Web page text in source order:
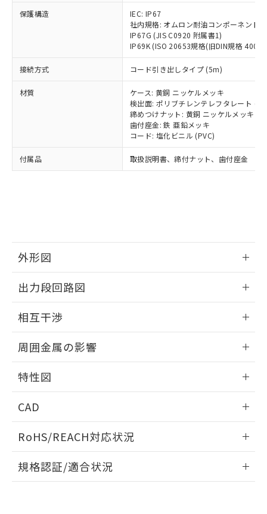
保護構造
IEC: IP67
社内規格: オムロン耐油コンポーネント
IP67G (JIS C0920 附属書1)
IP69K (ISO 20653規格(旧DIN規格
接続方式 コード引き出しタイプ (5m)
材質
ケース: 黄銅 ニッケルメッキ
検出面: ポリブチレンテレフタレート
締めつけナット: 黄銅 ニッケルメッキ
歯付座金: 鉄 亜鉛メッキ
コード: 塩化ビニル (PVC)
付属品 取扱説明書、締付ナット、歯付座金
外形図
外形図
出力段回路図
出力段回路図
相互干渉
相互干渉
A: 200mm以上、B: 120mm以上
周囲金属の影響
周囲金属の影響
特性図
検出物体の大きさと材質による影響
CAD
ドすることができます。
ログイン/会員登録
RoHS/REACH対応状況
EU RoHS 注意事項・凡例
規格認証/適合状況
覧された時点での実際の在庫および標
準価格とは異なる場合があることをご
正式な納期状況および標準価格はお客
様のお取引先、またはお客様担当のオ
ムロン制御機器販売店・当社販売員に
ご相談ください。
オムロン制御機器販売店や当社販売拠
販売ネットワーク
」をご確認
在庫状況および標準価格結果を当社の
事前の承諾なく第三者に漏洩または開
示しないようお願いします。
マイパーツ機能（部品リスト作成サー
および当社の共同利用者が、当社の製
※当社の共同利用者とは、
の共同利用に関して"
の「1.共同利
指します。
ミウム(Cd) 100ppm以下、
六価クロム(Cr(Ⅵ)) 1000ppm以下、ポリ臭化ビフェニル
類(PBB) 1000ppm以下、ポリ臭化ジフェニルエーテル類
(PBDE) 1000ppm以下、フタル酸ビス(2-エチルヘキシ
ル) (DEHP)(別名：DOP) 1000ppm以下、フタル酸ブチ
ルベンジル（BBP） 1000ppm以下、フタル酸ジブチル
（DBP） 1000ppm以下、フタル酸ジイソブチル
(DIBP) 1000ppm以下
但し、RoHS指令で産業用監視および制御機器に対する
フタル酸エステル類の４物質については閾値を超える意
図的な使用がないことを確認しています。
部品在庫の切り替え状況などにより、予定
月が前後することがあります。
とができます。
EU RoHS指令（10物質）の非含有証明書
51物質の非含有証明書（当社基準）
※本証明書は発行日時点で非含有を証明す
るもので、過去に遡って非含有を証明する
また、RoHS指令のフタル酸エステル類４
物質の対応では、対応完了までの期間は出
荷製品に未対応品が混在することから備考
り、2022年1月12日より割愛しておりま
す。
Pb(鉛) :1000ppm、 Hg(水銀) : 1000ppm、 Cd(カドミウ
ム) : 100ppm、
Cr(Ⅵ)(六価クロム) : 1000ppm、 PBBs(ポリ臭化ビフェ
ニル類) : 1000ppm、 PBDEs(ポリ臭化ジフェニルエーテ
DBP(フタル酸ジブチル) : 1000ppm、 DIBP(フタル酸ジ
イソブチル) : 1000ppm、 BBP(フタル酸ブチルベンジ
ル) : 1000ppm、
DEHP(フタル酸ビス(2-エチルヘキシル)) : 1000ppm
※2 環境保護使用期限
「ｅ」：有害物質（10物質）のすべてが基
準値以下であることを示します。
「10」：通常の使用状況下において有害物
質が外部に漏えいし、環境に深刻な影響を
可)を取得するなどの必要な手続きを
当社は規制貨物を破棄する場合は、完
全に破砕するなど、違法に輸出されな
いよう必要な手段を講じます。
当社は貴社製品を、核兵器、ミサイ
ル、化学兵器、生物兵器またはその他
武器並びにこれらの製造装置等に一切
使用いたしません。
当社は、貴社製品を第三者に販売する
場合は、上記1、2および3の内容を当
該第三者に通知します。また当社は、
販売先および販売に係わる関係者が違
法に輸出するおそれがある場合は、取
一定数以上の在庫あり
一定数には満たないが在庫あり
在庫なし(最新の在庫状況につ
いては、お客様のお取引先、ま
たはお客様担当のオムロン制御
機器販売店・当社販売員にご確
認ください)
受注生産機種、また在庫状況の